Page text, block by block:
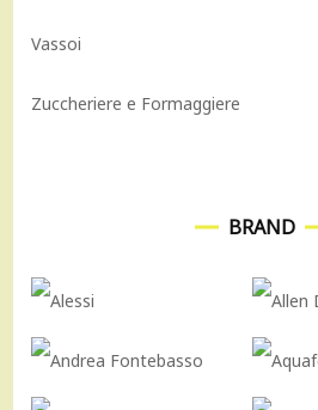
Vassoi
Zuccheriere e Formaggiere
BRAND